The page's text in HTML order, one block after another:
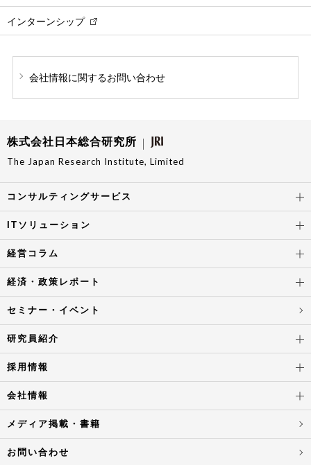
インターンシップ
会社情報に関するお問い合わせ
株式会社日本総合研究所
The Japan Research Institute, Limited
コンサルティングサービス
ITソリューション
経営コラム
経済・政策レポート
セミナー・イベント
研究員紹介
採用情報
会社情報
メディア掲載・書籍
お問い合わせ